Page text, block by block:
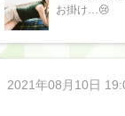
お掛け…😢
2021年08月10日